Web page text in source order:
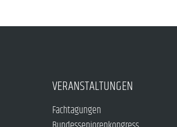
VERANSTALTUNGEN
Fachtagungen